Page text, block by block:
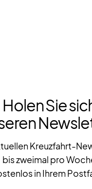
Holen Sie
Kreuzfahrt-
bis zweimal pro
in Ihrem